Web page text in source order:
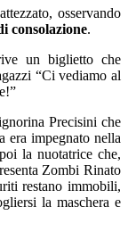
osservando
consolazione.
un biglietto che
“Ci vediamo al
Precisini che
era impegnato nella
la nuotatrice che,
Zombi Rinato
restano immobili,
la maschera e